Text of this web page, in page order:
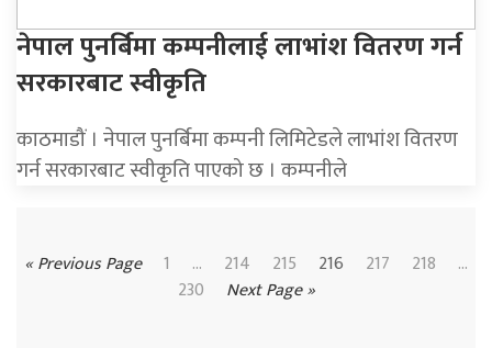
नेपाल पुनर्बिमा कम्पनीलाई लाभांश वितरण गर्न
सरकारबाट स्वीकृति
काठमाडौं । नेपाल पुनर्बिमा कम्पनी लिमिटेडले लाभांश वितरण
गर्न सरकारबाट स्वीकृति पाएको छ । कम्पनीले
« Previous Page 1 … 214 215 216 217 218
...
230
Next Page »